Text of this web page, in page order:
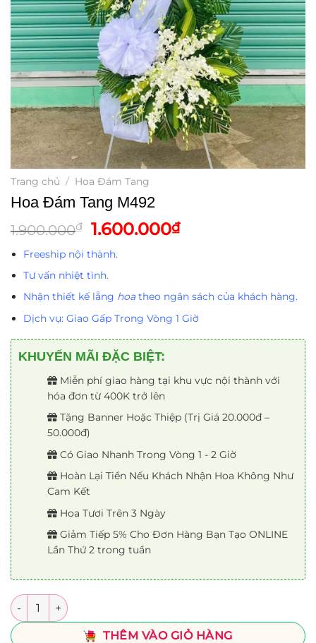
Trang chủ / Hoa Đám Tang
Hoa Đám Tang M492
1.900.000₫
Giá
gốc
là:
1.900.000₫.
1.600.000₫Giá
1.600.000₫.
Freeship nội thành.
Tư vấn nhiệt tình.
Nhận thiết kế lẵng hoatheo ngân sách của khách hàng.
Dịch vụ: Giao Gấp Trong Vòng 1 Giờ
KHUYẾN MÃI ĐẶC BIỆT:
Miễn phí giao hàng tại khu vực nội thành với
hóa đơn từ 400K trở lên
Tặng Banner Hoặc Thiệp (Trị Giá 20.000đ –
50.000đ)
Có Giao Nhanh Trong Vòng 1 - 2 Giờ
Hoàn Lại Tiền Nếu Khách Nhận Hoa Không Như
Cam Kết
Hoa Tươi Trên 3 Ngày
Giảm Tiếp 5% Cho Đơn Hàng Bạn Tạo ONLINE
Lần Thứ 2 trong tuần
Số lượng
THÊM VÀO GIỎ HÀNG